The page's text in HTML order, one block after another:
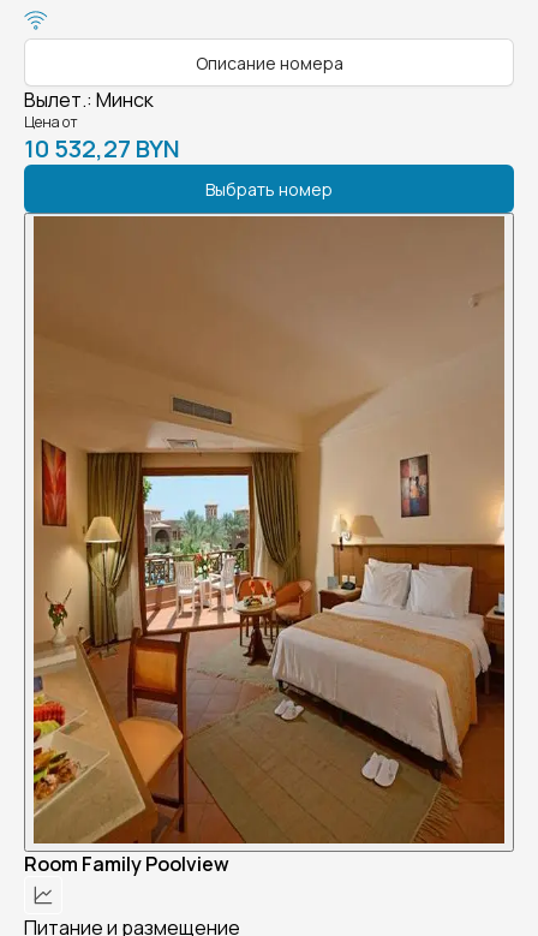
Описание номера
Вылет.: Минск
Цена от
10 532,27 BYN
Выбрать номер
Room Family Poolview
Питание и размещение